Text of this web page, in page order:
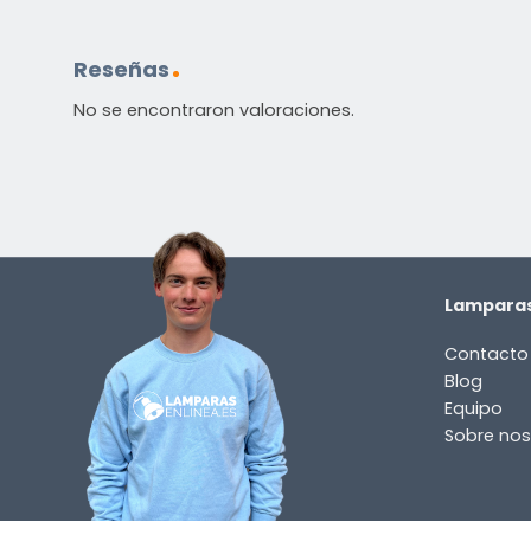
Reseñas
No se encontraron valoraciones.
Contacto
Blog
Equipo
Sobre